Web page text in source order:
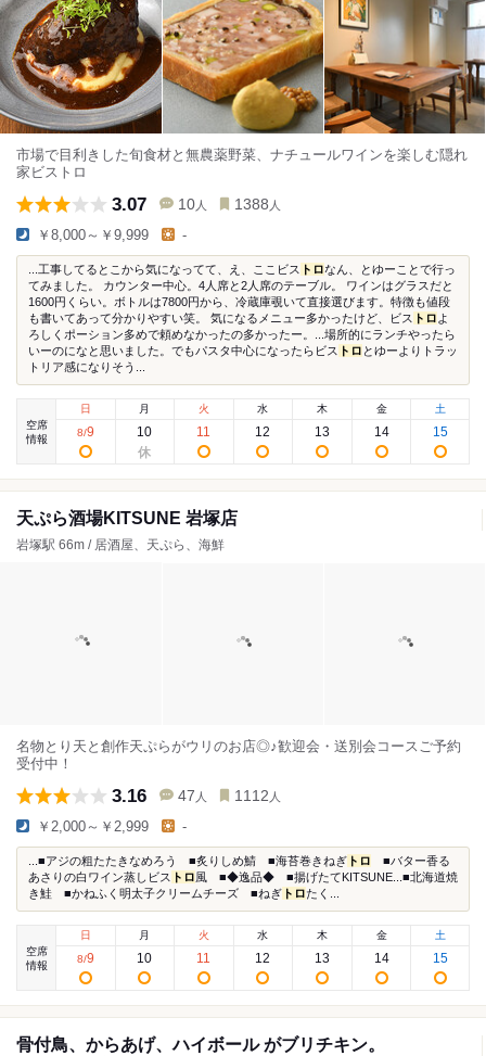
市場で目利きした旬食材と無農薬野菜、ナチュールワインを楽しむ隠れ
家ビストロ
3.07 10 人 1388 人
￥8,000～￥9,999 -
...工事してるとこから気になってて、え、ここビス トロなん、とゆーことで行っ
てみました。 カウンター中心。4人席と2人席のテーブル。 ワインはグラスだと
1600円くらい。ボトルは7800円から、冷蔵庫覗いて直接選びます。特徴も値段
も書いてあって分かりやすい笑。 気になるメニュー多かったけど、ビス トロ よ
ろしくポーション多めで頼めなかったの多かったー。...場所的にランチやったら
いーのになと思いました。でもパスタ中心になったらビス トロ とゆーよりトラッ
トリア感になりそう...
空席
情報
日
8/9
月
10
火
11
水
12
木
13
金
14
土
15
天ぷら酒場KITSUNE 岩塚店
岩塚駅 66m / 居酒屋、天ぷら、海鮮
名物とり天と創作天ぷらがウリのお店◎♪歓迎会・送別会コースご予約
受付中！
3.16 47 人 1112 人
￥2,000～￥2,999 -
...■アジの粗たたきなめろう ■炙りしめ鯖 ■海苔巻きねぎ トロ ■バター香る
あさりの白ワイン蒸しビス トロ 風 ■◆逸品◆ ■揚げたてKITSUNE...■北海道焼
き鮭 ■かねふく明太子クリームチーズ ■ねぎ トロたく...
空席
情報
日
8/9
月
10
火
11
水
12
木
13
金
14
土
15
骨付鳥、からあげ、ハイボール がブリチキン。